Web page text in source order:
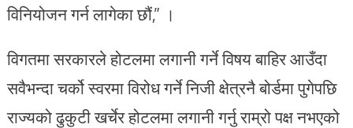
विनियोजन गर्न लागेका छौं,” ।
विगतमा सरकारले होटलमा लगानी गर्ने विषय बाहिर आउँदा
सवैभन्दा चर्को स्वरमा विरोध गर्ने निजी क्षेत्रनै बोर्डमा पुगेपछि
राज्यको ढुकुटी खर्चेर होटलमा लगानी गर्नु राम्रो पक्ष नभएको